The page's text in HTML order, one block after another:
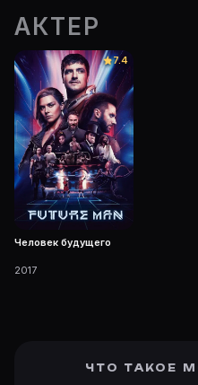
АКТЕР
7.4
Человек будущего
2017
ЧТО ТАКОЕ